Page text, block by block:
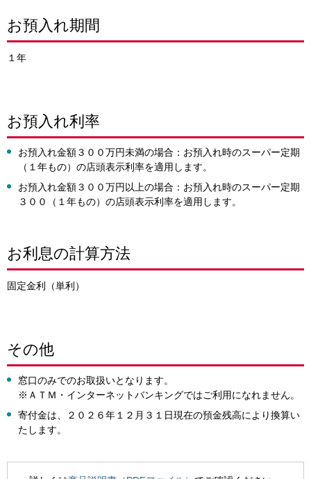
お預入れ期間
１年
お預入れ利率
お預入れ金額３００万円未満の場合：お預入れ時のスーパー定期
（１年もの）の店頭表示利率を適用します。
お預入れ金額３００万円以上の場合：お預入れ時のスーパー定期
３００（１年もの）の店頭表示利率を適用します。
お利息の計算方法
固定金利（単利）
その他
窓口のみでのお取扱いとなります。
※ＡＴＭ・インターネットバンキングではご利用になれません。
寄付金は、２０２６年１２月３１日現在の預金残高により換算い
たします。